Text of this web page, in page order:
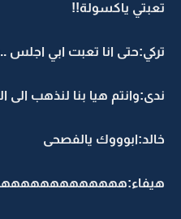
تعبتي ياكسولة!!
تركي:حتى انا تعبت ابي اجلس
ندى:وانتم هيا بنا لنذهب الى
خالد:ابوووك يالفصحى